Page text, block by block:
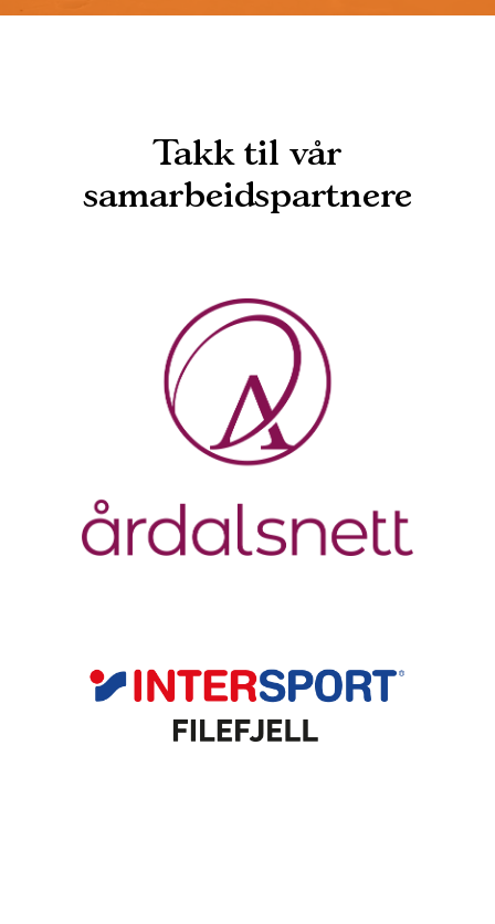
Takk til vår
samarbeidspartnere